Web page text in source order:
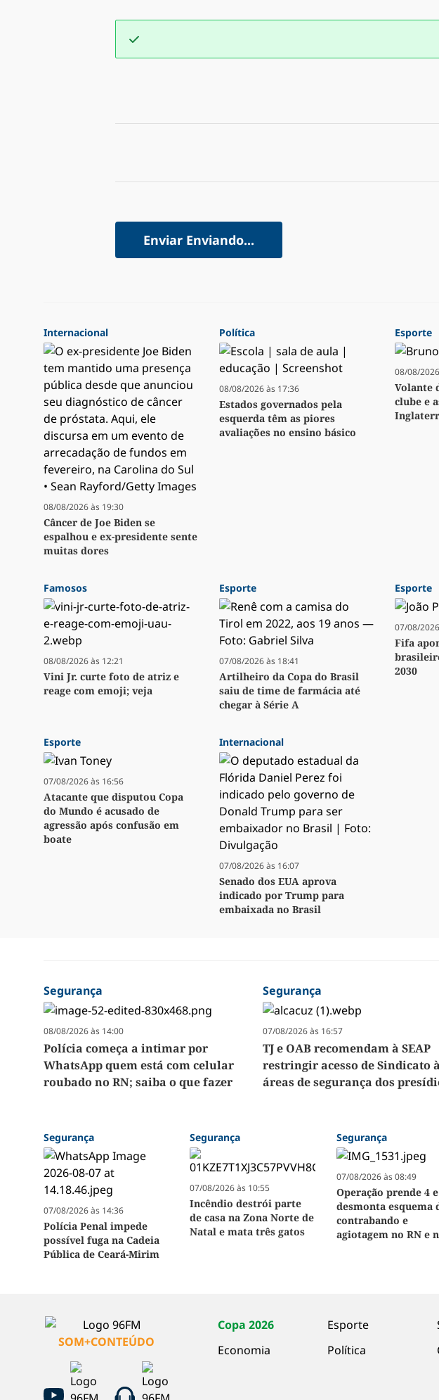
Enviar Enviando...
Internacional
08/08/2026 às 19:30
Câncer de Joe Biden se
espalhou e ex-presidente sente
muitas dores
Política
08/08/2026 às 17:36
Estados governados pela
esquerda têm as piores
avaliações no ensino básico
Esporte
08/08/
Volante
clube e
Famosos
08/08/2026 às 12:21
Vini Jr. curte foto de atriz e
reage com emoji; veja
Esporte
07/08/2026 às 18:41
Artilheiro da Copa do Brasil
saiu de time de farmácia até
chegar à Série A
Esporte
07/08/
Fifa
2030
Esporte
07/08/2026 às 16:56
Atacante que disputou Copa
do Mundo é acusado de
agressão após confusão em
boate
Internacional
07/08/2026 às 16:07
Senado dos EUA aprova
indicado por Trump para
embaixada no Brasil
Segurança
08/08/2026 às 14:00
Polícia começa a intimar por
WhatsApp quem está com celular
roubado no RN; saiba o que fazer
Segurança
07/08/2026 às 16:57
TJ e OAB recomendam à SEAP
restringir acesso de Sindicato
áreas de segurança dos
Segurança
07/08/2026 às 14:36
Polícia Penal impede
possível fuga na Cadeia
Pública de Ceará-Mirim
Segurança
07/08/2026 às 10:55
Incêndio destrói parte
de casa na Zona Norte de
Natal e mata três gatos
Segurança
07/08/2026 às 08:49
Operação prende 4 e
desmonta esquema
contrabando e
agiotagem no RN e
SOM+CONTEÚDO
Copa 2026
Economia
Esporte
Política